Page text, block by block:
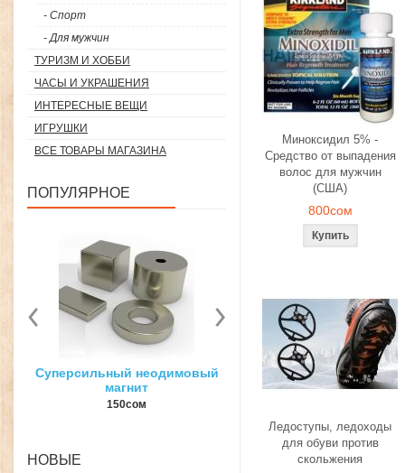
- Спорт
- Для мужчин
ТУРИЗМ И ХОББИ
ЧАСЫ И УКРАШЕНИЯ
ИНТЕРЕСНЫЕ ВЕЩИ
ИГРУШКИ
ВСЕ ТОВАРЫ МАГАЗИНА
ПОПУЛЯРНОЕ
3D ручка для объемного
рисования
1350сом 1190сом
Загуститель волос
27гр
НОВЫЕ
Миноксидил 5% -
Средство от выпадения
волос для мужчин
(США)
800сом
Ледоступы, ледоходы
для обуви против
скольжения